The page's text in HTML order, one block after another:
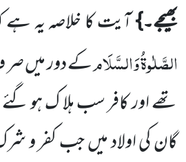
بھیجے۔}آیت کا خلاصہ یہ
الصَّلٰوۃُ وَالسَّلَامکے دور میں صر
تھے اور کافر سب ہلا ک ہو گئے
گان کی اولاد میں جب کفر و